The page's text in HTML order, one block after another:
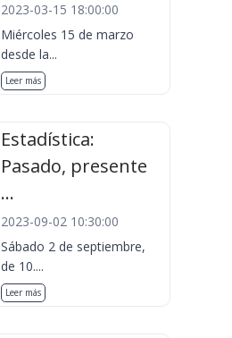
2023-03-15 18:00:00
Miércoles 15 de marzo
desde la...
Leer más
Estadística:
Pasado, presente
...
2023-09-02 10:30:00
Sábado 2 de septiembre,
de 10....
Leer más